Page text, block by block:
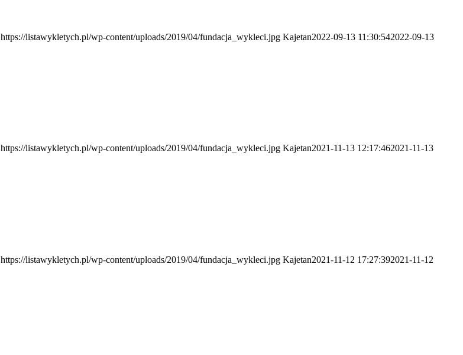
https://listawykletych.pl/wp-content/uploads/2019/04/fundacja_wykleci.jpg Kajetan2022-09-13 11:30:542022-09-13
https://listawykletych.pl/wp-content/uploads/2019/04/fundacja_wykleci.jpg Kajetan2021-11-13 12:17:462021-11-13
https://listawykletych.pl/wp-content/uploads/2019/04/fundacja_wykleci.jpg Kajetan2021-11-12 17:27:392021-11-12